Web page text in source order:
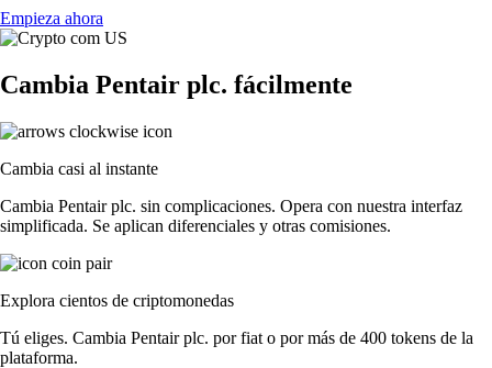
Empieza ahora
Cambia Pentair plc. fácilmente
Cambia casi al instante
Cambia Pentair plc. sin complicaciones. Opera con nuestra interfaz
simplificada. Se aplican diferenciales y otras comisiones.
Explora cientos de criptomonedas
Tú eliges. Cambia Pentair plc. por fiat o por más de 400 tokens de la
plataforma.